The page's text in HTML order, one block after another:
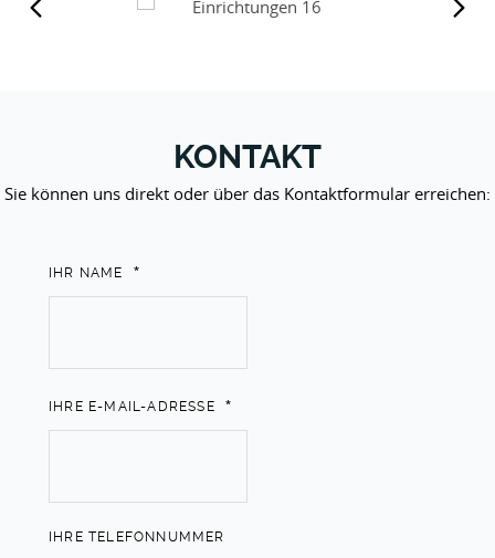
Next
Previous
KONTAKT
Sie können uns direkt oder über das Kontaktformular erreichen:
IHR NAME *
IHRE E-MAIL-ADRESSE *
IHRE TELEFONNUMMER